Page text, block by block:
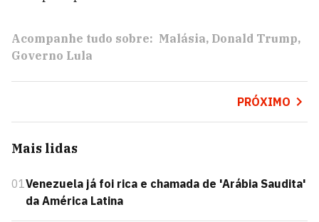
Acompanhe tudo sobre: Malásia Donald Trump
Governo Lula
PRÓXIMO
Mais lidas
01Venezuela já foi rica e chamada de 'Arábia Saudita'
da América Latina